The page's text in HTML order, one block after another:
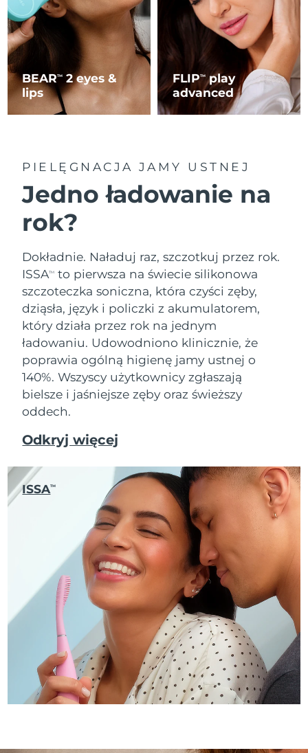
BEARTM
2 eyes &
lips
FLIPTMplay
advanced
PIELĘGNACJA JAMY USTNEJ
Jedno ładowanie na
rok?
Dokładnie. Naładuj raz, szczotkuj przez rok.
ISSATM
to pierwsza na świecie silikonowa
szczoteczka soniczna, która czyści zęby,
dziąsła, język i policzki z akumulatorem,
który działa przez rok na jednym
ładowaniu. Udowodniono klinicznie, że
poprawia ogólną higienę jamy ustnej o
140%. Wszyscy użytkownicy zgłaszają
bielsze i jaśniejsze zęby oraz świeższy
oddech.
Odkryj więcej
ISSATM